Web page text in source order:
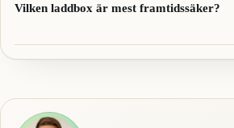
Vilken laddbox är mest framtidssäker?